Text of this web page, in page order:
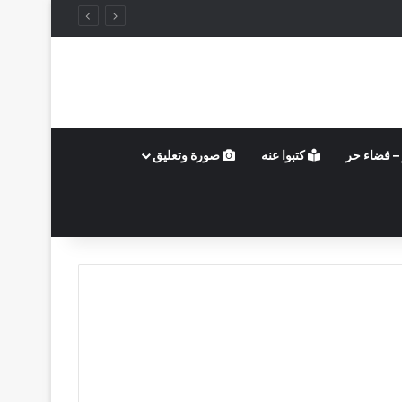
فضاء حر كتبوا عنه صورة وتعليق